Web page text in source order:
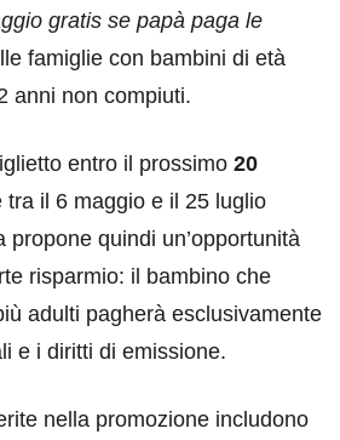
gratis se papà paga le
famiglie con bambini di età
anni non compiuti.
entro il prossimo 20
tra il 6 maggio e il 25 luglio
propone quindi un’opportunità
risparmio: il bambino che
adulti pagherà esclusivamente
e i diritti di emissione.
nella promozione includono